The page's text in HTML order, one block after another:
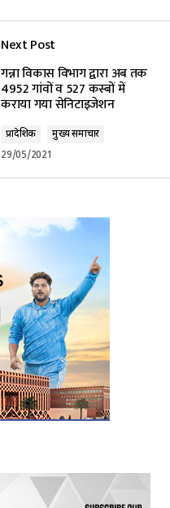
Next Post
गन्ना विकास विभाग द्वारा अब तक
4952 गांवों व 527 कस्बों में
कराया गया सेनिटाइजेशन
प्रादेशिक
मुख्य समाचार
29/05/2021